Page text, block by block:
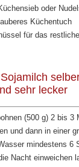
oder
Küchentuch
für das
sehr lecker
(500 g) 2 bis 3
und dann in einer
mindestens 6
Nacht einweichen